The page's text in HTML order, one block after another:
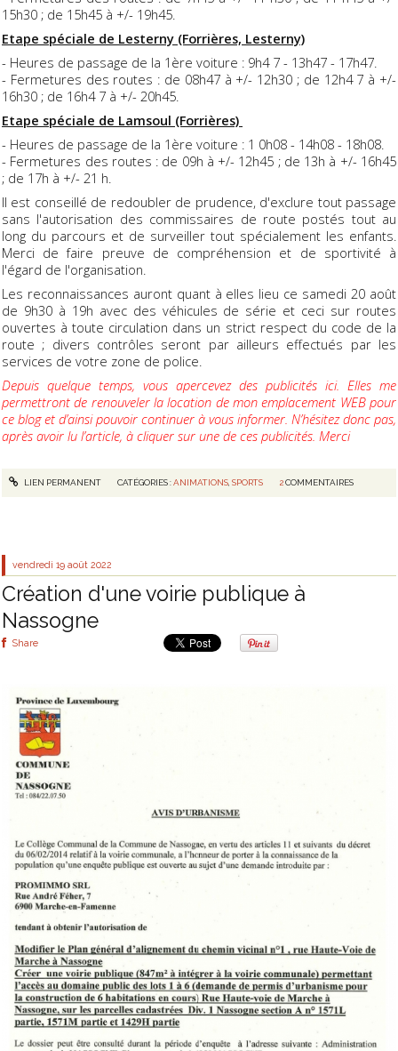
15h30 ; de 15h45 à +/- 19h45.
Etape spéciale de Lesterny (Forrières, Lesterny)
- Heures de passage de la 1ère voiture : 9h4 7 - 13h47 - 17h47.
- Fermetures des routes : de 08h47 à +/- 12h30 ; de 12h4 7 à +/-
16h30 ; de 16h4 7 à +/- 20h45.
Etape spéciale de Lamsoul (Forrières)
- Heures de passage de la 1ère voiture : 1 0h08 - 14h08 - 18h08.
- Fermetures des routes : de 09h à +/- 12h45 ; de 13h à +/- 16h45
; de 17h à +/- 21 h.
Il est conseillé de redoubler de prudence, d'exclure tout passage
sans l'autorisation des commissaires de route postés tout au
long du parcours et de surveiller tout spécialement les enfants.
Merci de faire preuve de compréhension et de sportivité à
l'égard de l'organisation.
Les reconnaissances auront quant à elles lieu ce samedi 20 août
de 9h30 à 19h avec des véhicules de série et ceci sur routes
ouvertes à toute circulation dans un strict respect du code de la
route ; divers contrôles seront par ailleurs effectués par les
services de votre zone de police.
Depuis quelque temps, vous apercevez des publicités ici. Elles me
permettront de renouveler la location de mon emplacement WEB pour
ce blog et d’ainsi pouvoir continuer à vous informer. N’hésitez donc pas,
après avoir lu l’article, à cliquer sur une de ces publicités. Merci
LIEN PERMANENT CATÉGORIES :ANIMATIONS, SPORTS 2COMMENTAIRES
vendredi 19 août 2022
Création d'une voirie publique à
Nassogne
Share